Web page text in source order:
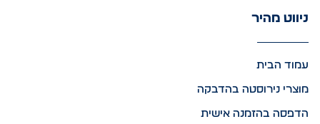
ניווט מהיר
עמוד הבית
מוצרי נירוסטה בהדבקה
הדפסה בהזמנה אישית